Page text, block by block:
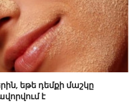
եթե դեմքի մաշկը
է